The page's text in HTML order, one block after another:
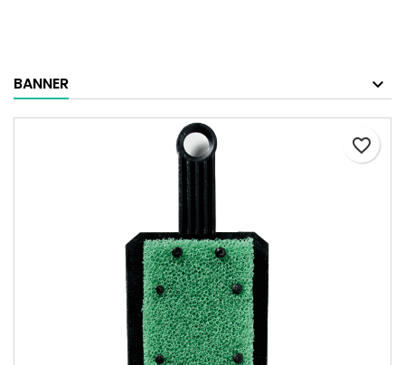
BANNER
favorite_border